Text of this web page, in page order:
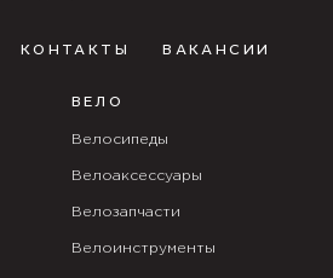
КОНТАКТЫ ВАКАНСИИ
ВЕЛО
Велосипеды
Велоаксессуары
Велозапчасти
Велоинструменты